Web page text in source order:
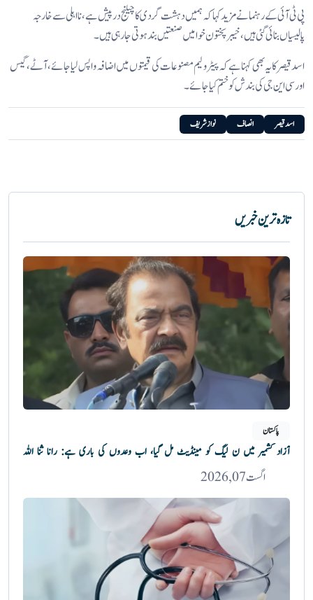
پی ٹی آئی کے رہنما نے مزید کہا کہ ہمیں دہشت گردی کا چیلنج درپیش ہے، نااہلی سے خارجہ
پالیسیاں بنائی گئی ہیں، خیبر پختون خوا میں صنعتیں بند ہوتی جا رہی ہیں۔
اسد قیصر کا یہ بھی کہنا ہے کہ پیٹرولیم مصنوعات کی قیمتوں میں اضافہ واپس لیا جائے، آٹے، گیس
اور سی این جی کی بندش کو ختم کیا جائے۔
اسد قیصر انصاف نواز شریف
تازہ ترین خبریں
پاکستان
آزاد کشمیر میں ن لیگ کو مینڈیٹ مل گیا، اب وعدوں کی باری ہے: رانا ثنا اللہ
اگست 07, 2026